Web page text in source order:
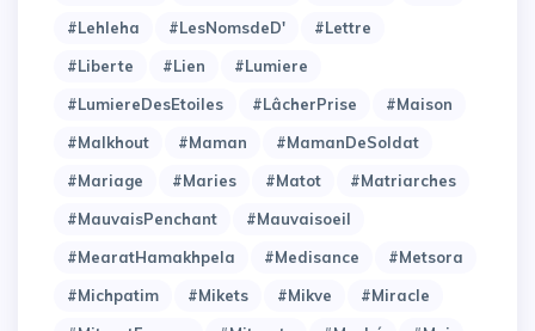
#Lehleha
#LesNomsdeD'
#Lettre
#Liberte
#Lien
#Lumiere
#LumiereDesEtoiles
#LâcherPrise
#Maison
#Malkhout
#Maman
#MamanDeSoldat
#Mariage
#Maries #Matot
#Matriarches
#MauvaisPenchant
#Mauvaisoeil
#MearatHamakhpela
#Medisance
#Metsora
#Michpatim
#Mikets #Mikve
#Miracle